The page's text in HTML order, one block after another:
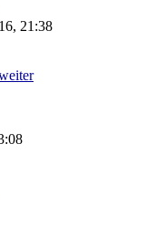
21:38